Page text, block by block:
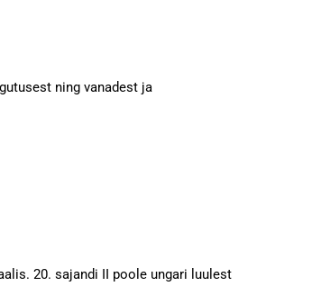
ning vanadest ja
20. sajandi II poole ungari luulest